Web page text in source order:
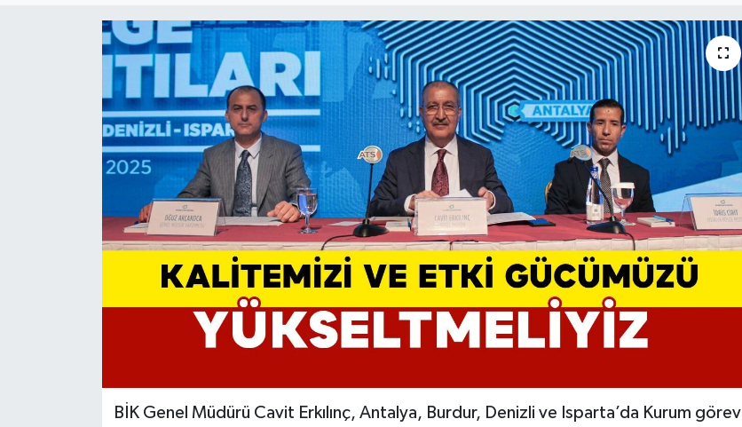
BİK Genel Müdürü Cavit Erkılınç, Antalya, Burdur, Denizli ve Isparta’da Kurum görev